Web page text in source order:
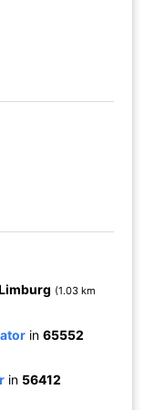
(1.03 km
in65552
in 56412